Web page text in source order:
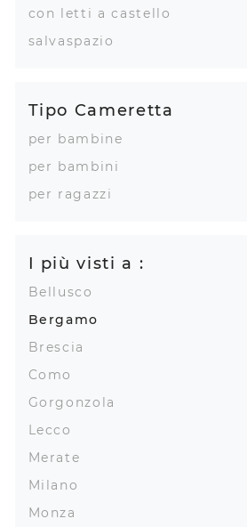
con letti a castello
salvaspazio
Tipo Cameretta
per bambine
per bambini
per ragazzi
I più visti a :
Bellusco
Bergamo
Brescia
Como
Gorgonzola
Lecco
Merate
Milano
Monza